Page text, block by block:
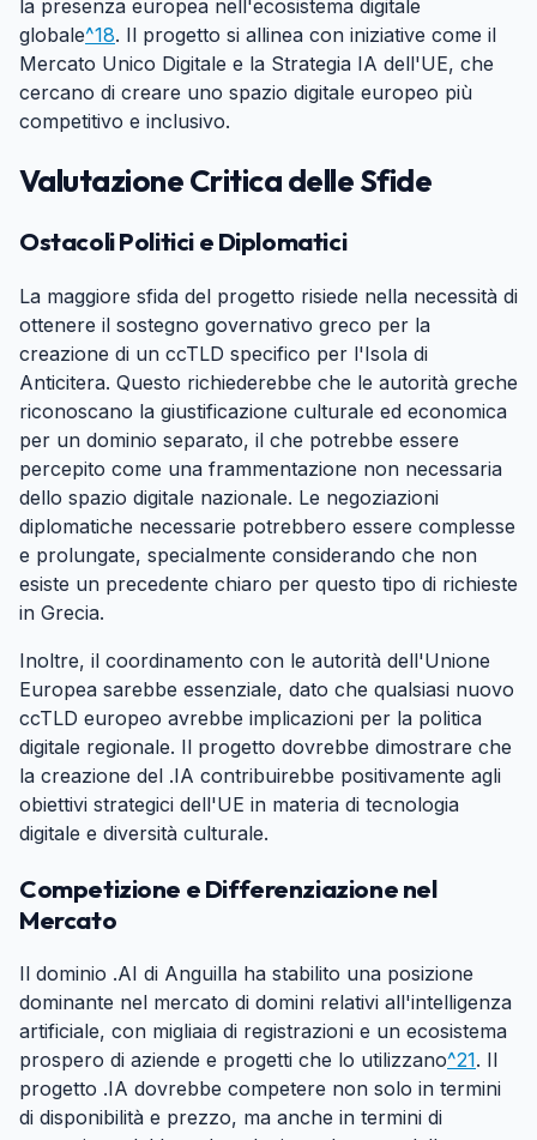
la presenza europea nell'ecosistema digitale
globale^18. Il progetto si allinea con iniziative come il
Mercato Unico Digitale e la Strategia IA dell'UE, che
cercano di creare uno spazio digitale europeo più
competitivo e inclusivo.
Valutazione Critica delle Sfide
Ostacoli Politici e Diplomatici
La maggiore sfida del progetto risiede nella necessità di
ottenere il sostegno governativo greco per la
creazione di un ccTLD specifico per l'Isola di
Anticitera. Questo richiederebbe che le autorità greche
riconoscano la giustificazione culturale ed economica
per un dominio separato, il che potrebbe essere
percepito come una frammentazione non necessaria
dello spazio digitale nazionale. Le negoziazioni
diplomatiche necessarie potrebbero essere complesse
e prolungate, specialmente considerando che non
esiste un precedente chiaro per questo tipo di richieste
in Grecia.
Inoltre, il coordinamento con le autorità dell'Unione
Europea sarebbe essenziale, dato che qualsiasi nuovo
ccTLD europeo avrebbe implicazioni per la politica
digitale regionale. Il progetto dovrebbe dimostrare che
la creazione del .IA contribuirebbe positivamente agli
obiettivi strategici dell'UE in materia di tecnologia
digitale e diversità culturale.
Competizione e Differenziazione nel
Mercato
Il dominio .AI di Anguilla ha stabilito una posizione
dominante nel mercato di domini relativi all'intelligenza
artificiale, con migliaia di registrazioni e un ecosistema
prospero di aziende e progetti che lo utilizzano^21. Il
progetto .IA dovrebbe competere non solo in termini
di disponibilità e prezzo, ma anche in termini di